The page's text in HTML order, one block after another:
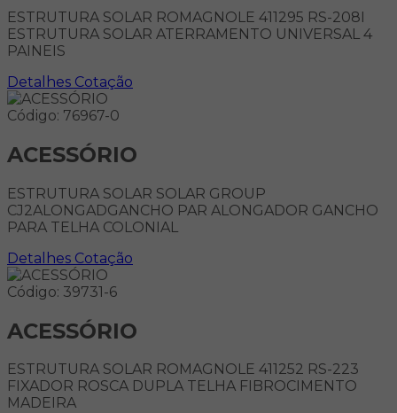
ESTRUTURA SOLAR ROMAGNOLE 411295 RS-208I
ESTRUTURA SOLAR ATERRAMENTO UNIVERSAL 4
PAINEIS
Detalhes Cotação
Código: 76967-0
ACESSÓRIO
ESTRUTURA SOLAR SOLAR GROUP
CJ2ALONGADGANCHO PAR ALONGADOR GANCHO
PARA TELHA COLONIAL
Detalhes Cotação
Código: 39731-6
ACESSÓRIO
ESTRUTURA SOLAR ROMAGNOLE 411252 RS-223
FIXADOR ROSCA DUPLA TELHA FIBROCIMENTO
MADEIRA